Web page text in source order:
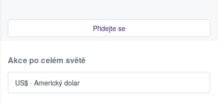
Přidejte se
Akce po celém světě
US$ · Americký dolar